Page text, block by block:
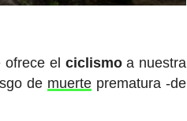
ofrece el ciclismoa nuestra
de muerte prematura -de